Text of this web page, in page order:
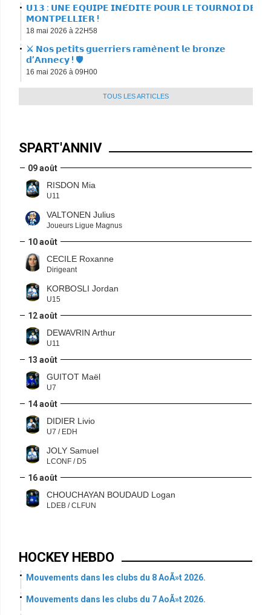
𝗨𝟭𝟯 : 𝗨𝗡𝗘 𝗘𝗤𝗨𝗜𝗣𝗘 𝗜𝗡𝗘́𝗗𝗜𝗧𝗘 𝗣𝗢𝗨𝗥 𝗟𝗘 𝗧𝗢𝗨𝗥𝗡𝗢𝗜 𝗗𝗘
𝗠𝗢𝗡𝗧𝗣𝗘𝗟𝗟𝗜𝗘𝗥 !
18 mai 2026 à 22H58
⚔️ 𝗡𝗼𝘀 𝗽𝗲𝘁𝗶𝘁𝘀 𝗴𝘂𝗲𝗿𝗿𝗶𝗲𝗿𝘀 𝗿𝗮𝗺𝗲̀𝗻𝗲𝗻𝘁 𝗹𝗲 𝗯𝗿𝗼𝗻𝘇𝗲
𝗱’𝗔𝗻𝗻𝗲𝗰𝘆 ! 🛡
16 mai 2026 à 09H00
TOUS LES ARTICLES
SPART'ANNIV
09 août
RISDON Mia
U11
VALTONEN Julius
Joueurs Ligue Magnus
10 août
CECILE Roxanne
Dirigeant
KORBOSLI Jordan
U15
12 août
DEWAVRIN Arthur
U11
13 août
GUITOT Maël
U7
14 août
DIDIER Livio
U7 / EDH
JOLY Samuel
LCONF / D5
16 août
CHOUCHAYAN BOUDAUD Logan
LDEB / CLFUN
HOCKEY HEBDO
Mouvements dans les clubs du 8 AoÃ»t 2026.
Mouvements dans les clubs du 7 AoÃ»t 2026.